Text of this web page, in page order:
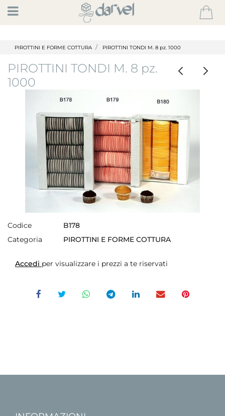
Open
PIROTTINI E FORME COTTURA PIROTTINI TONDI M. 8 pz. 1000
PIROTTINI TONDI M. 8 pz.
1000
Codice
B178
Categoria
PIROTTINI E FORME COTTURA
Accedi per visualizzare i prezzi a te riservati